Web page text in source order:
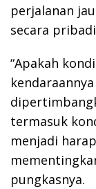
perjalanan
secara
“Apakah
termasuk
menjadi
pungkasnya.